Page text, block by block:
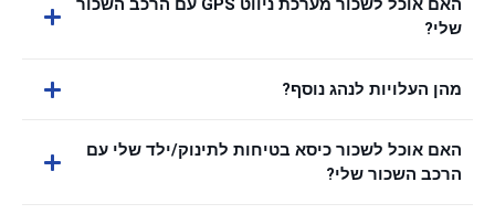
האם אוכל לשכור מערכת ניווט GPS עם הרכב השכור
שלי?
מהן העלויות לנהג נוסף?
האם אוכל לשכור כיסא בטיחות לתינוק/ילד שלי עם
הרכב השכור שלי?